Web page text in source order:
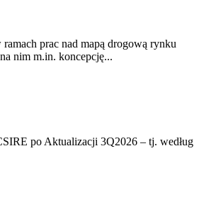
prac nad mapą drogową rynku
nim m.in. koncepcję...
po Aktualizacji 3Q2026 – tj. według